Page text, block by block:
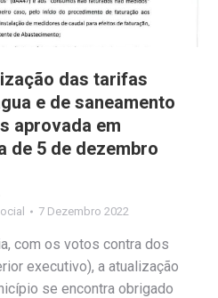
das tarifas
e de saneamento
aprovada em
de 5 de dezembro
7 Dezembro 2022
com os votos contra dos
executivo), a atualização
se encontra obrigado